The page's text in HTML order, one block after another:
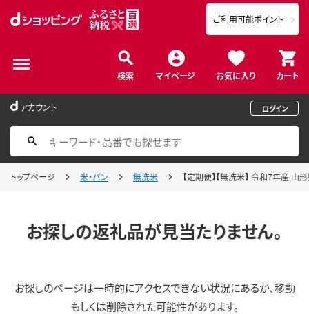
検索 マイページ お気に入り カート
ご利用可能ポイント
アカウント ログイン
トップページ 米・パン 無洗米 【定期便】【無洗米】 令和7年産
お探しの返礼品が見当たりません。
お探しのページは一時的にアクセスできない状況にあるか、移動
もしくは削除された可能性があります。